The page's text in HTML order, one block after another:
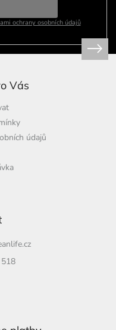
ochrany osobních údajů
Vás
údajů